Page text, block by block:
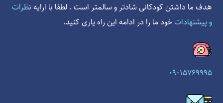
هدف ما داشتن کودکانی شادتر و سالمتر است . لطفا با ارایه نظرات
و پیشنهادات خود ما را در ادامه این راه یاری کنید.
09015769995